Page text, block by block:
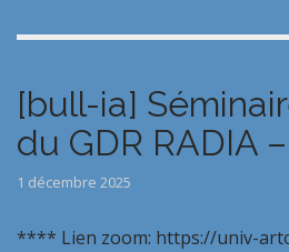
[bull-ia]
du GDR RADIA
1 décembre 2025
**** Lien zoom: https://univ-